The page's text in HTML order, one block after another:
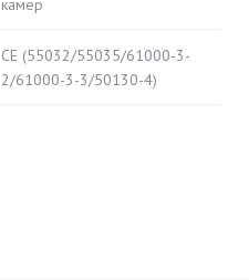
камер
CE (55032/55035/61000-3-
2/61000-3-3/50130-4)